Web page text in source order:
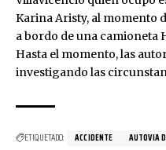
Karina Aristy, al momento
a bordo de una camioneta
Hasta el momento, las
investigando las
ETIQUETADO: ACCIDENTE AUTOVIA